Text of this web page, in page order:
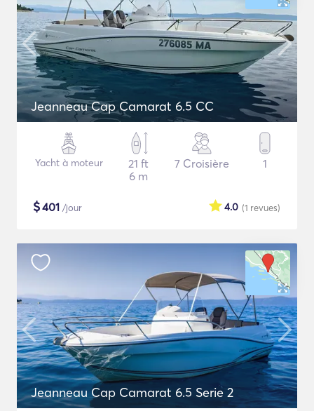
Jeanneau Cap Camarat 6.5 CC
Yacht à moteur
21 ft
6 m
7 Croisière 1
$401 /jour (1 revues)
4.0
Jeanneau Cap Camarat 6.5 Serie 2